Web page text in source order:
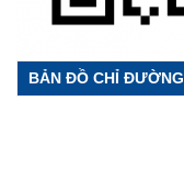
BẢN ĐỒ CHỈ ĐƯỜNG